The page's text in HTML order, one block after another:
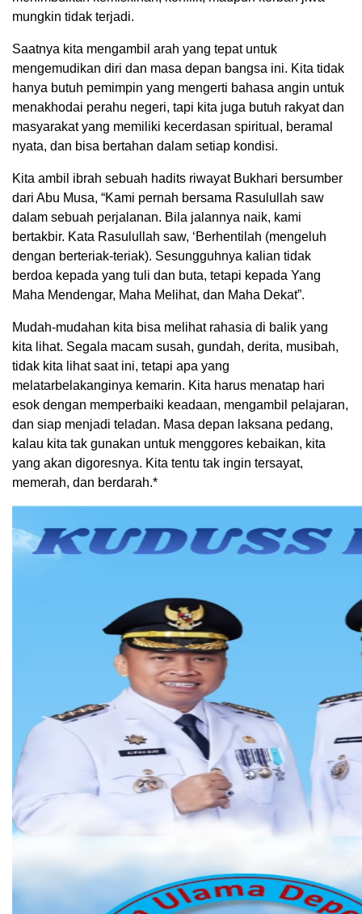
mungkin tidak terjadi.
Saatnya kita mengambil arah yang tepat untuk
mengemudikan diri dan masa depan bangsa ini. Kita tidak
hanya butuh pemimpin yang mengerti bahasa angin untuk
menakhodai perahu negeri, tapi kita juga butuh rakyat dan
masyarakat yang memiliki kecerdasan spiritual, beramal
nyata, dan bisa bertahan dalam setiap kondisi.
Kita ambil ibrah sebuah hadits riwayat Bukhari bersumber
dari Abu Musa, “Kami pernah bersama Rasulullah saw
dalam sebuah perjalanan. Bila jalannya naik, kami
bertakbir. Kata Rasulullah saw, ‘Berhentilah (mengeluh
dengan berteriak-teriak). Sesungguhnya kalian tidak
berdoa kepada yang tuli dan buta, tetapi kepada Yang
Maha Mendengar, Maha Melihat, dan Maha Dekat”.
Mudah-mudahan kita bisa melihat rahasia di balik yang
kita lihat. Segala macam susah, gundah, derita, musibah,
tidak kita lihat saat ini, tetapi apa yang
melatarbelakanginya kemarin. Kita harus menatap hari
esok dengan memperbaiki keadaan, mengambil pelajaran,
dan siap menjadi teladan. Masa depan laksana pedang,
kalau kita tak gunakan untuk menggores kebaikan, kita
yang akan digoresnya. Kita tentu tak ingin tersayat,
memerah, dan berdarah.*